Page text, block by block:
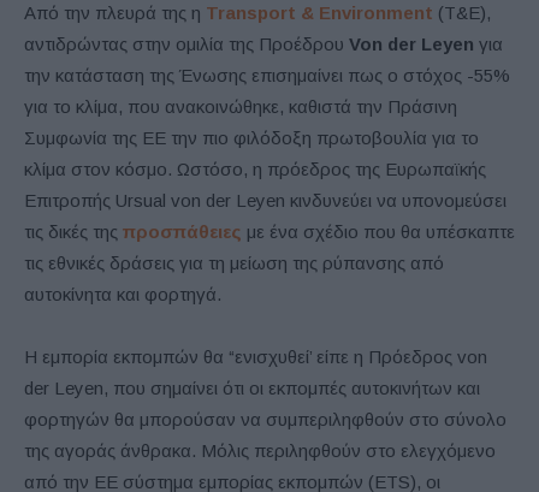
Από την πλευρά της η Transport & Environment (T&E),
αντιδρώντας στην ομιλία της Προέδρου Von der Leyen για
την κατάσταση της Ένωσης επισημαίνει πως ο στόχος -55%
για το κλίμα, που ανακοινώθηκε, καθιστά την Πράσινη
Συμφωνία της ΕΕ την πιο φιλόδοξη πρωτοβουλία για το
κλίμα στον κόσμο. Ωστόσο, η πρόεδρος της Ευρωπαϊκής
Επιτροπής Ursual von der Leyen κινδυνεύει να υπονομεύσει
τις δικές της προσπάθειες με ένα σχέδιο που θα υπέσκαπτε
τις εθνικές δράσεις για τη μείωση της ρύπανσης από
αυτοκίνητα και φορτηγά.
Η εμπορία εκπομπών θα “ενισχυθεί’ είπε η Πρόεδρος von
der Leyen, που σημαίνει ότι οι εκπομπές αυτοκινήτων και
φορτηγών θα μπορούσαν να συμπεριληφθούν στο σύνολο
της αγοράς άνθρακα. Μόλις περιληφθούν στο ελεγχόμενο
από την ΕΕ σύστημα εμπορίας εκπομπών (ETS), οι